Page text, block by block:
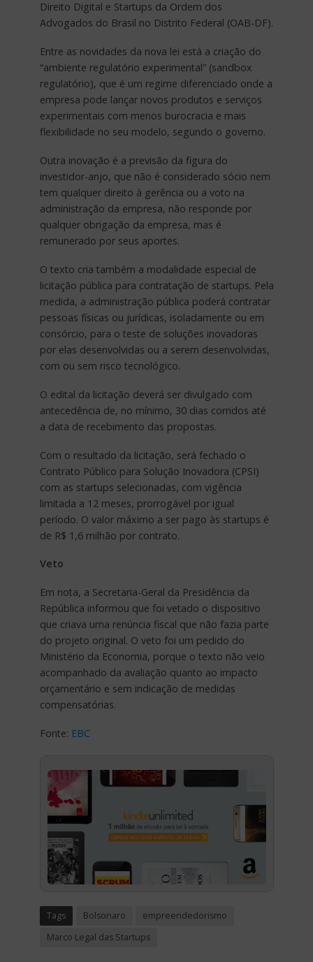
Direito Digital e Startups da Ordem dos
Advogados do Brasil no Distrito Federal (OAB-DF).
Entre as novidades da nova lei está a criação do
“ambiente regulatório experimental” (sandbox
regulatório), que é um regime diferenciado onde a
empresa pode lançar novos produtos e serviços
experimentais com menos burocracia e mais
flexibilidade no seu modelo, segundo o governo.
Outra inovação é a previsão da figura do
investidor-anjo, que não é considerado sócio nem
tem qualquer direito à gerência ou a voto na
administração da empresa, não responde por
qualquer obrigação da empresa, mas é
remunerado por seus aportes.
O texto cria também a modalidade especial de
licitação pública para contratação de startups. Pela
medida, a administração pública poderá contratar
pessoas físicas ou jurídicas, isoladamente ou em
consórcio, para o teste de soluções inovadoras
por elas desenvolvidas ou a serem desenvolvidas,
com ou sem risco tecnológico.
O edital da licitação deverá ser divulgado com
antecedência de, no mínimo, 30 dias corridos até
a data de recebimento das propostas.
Com o resultado da licitação, será fechado o
Contrato Público para Solução Inovadora (CPSI)
com as startups selecionadas, com vigência
limitada a 12 meses, prorrogável por igual
período. O valor máximo a ser pago às startups é
de R$ 1,6 milhão por contrato.
Veto
Em nota, a Secretaria-Geral da Presidência da
República informou que foi vetado o dispositivo
que criava uma renúncia fiscal que não fazia parte
do projeto original. O veto foi um pedido do
Ministério da Economia, porque o texto não veio
acompanhado da avaliação quanto ao impacto
orçamentário e sem indicação de medidas
compensatórias.
Fonte: EBC
Tags Bolsonaro
empreendedorismo
Marco Legal das Startups